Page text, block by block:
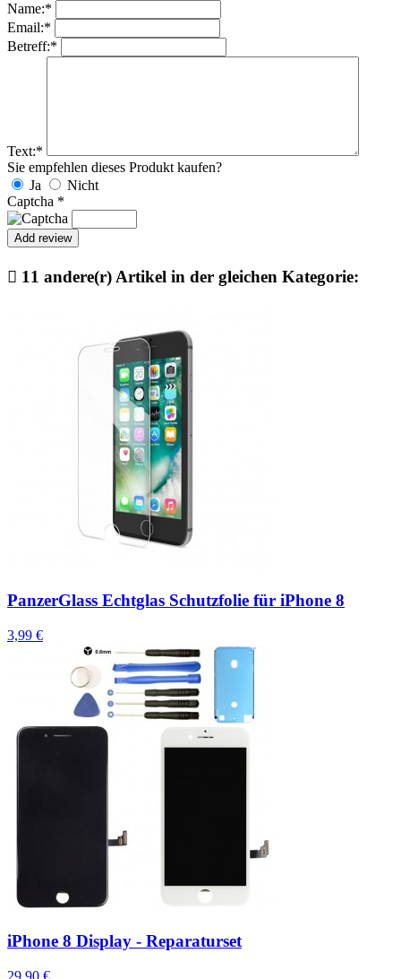
Name:*
Email:*
Betreff:*
Text:*
Sie empfehlen dieses Produkt kaufen?
Ja
Nicht
Captcha *
 11 andere(r) Artikel in der gleichen Kategorie:
PanzerGlass Echtglas Schutzfolie für iPhone 8
3,99 €
iPhone 8 Display - Reparaturset
29,90 €